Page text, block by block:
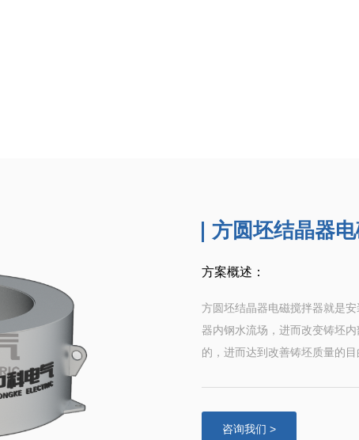
方圆坯结晶器
方案概述：
方圆坯结晶器电磁搅拌器就是
器内钢水流场，进而改变铸坯
的，进而达到改善铸坯质量的目
咨询我们 >